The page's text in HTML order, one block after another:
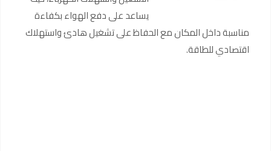
يساعد على دفع الهواء بكفاءة
مناسبة داخل المكان مع الحفاظ على تشغيل هادئ واستهلاك
اقتصادي للطاقة.